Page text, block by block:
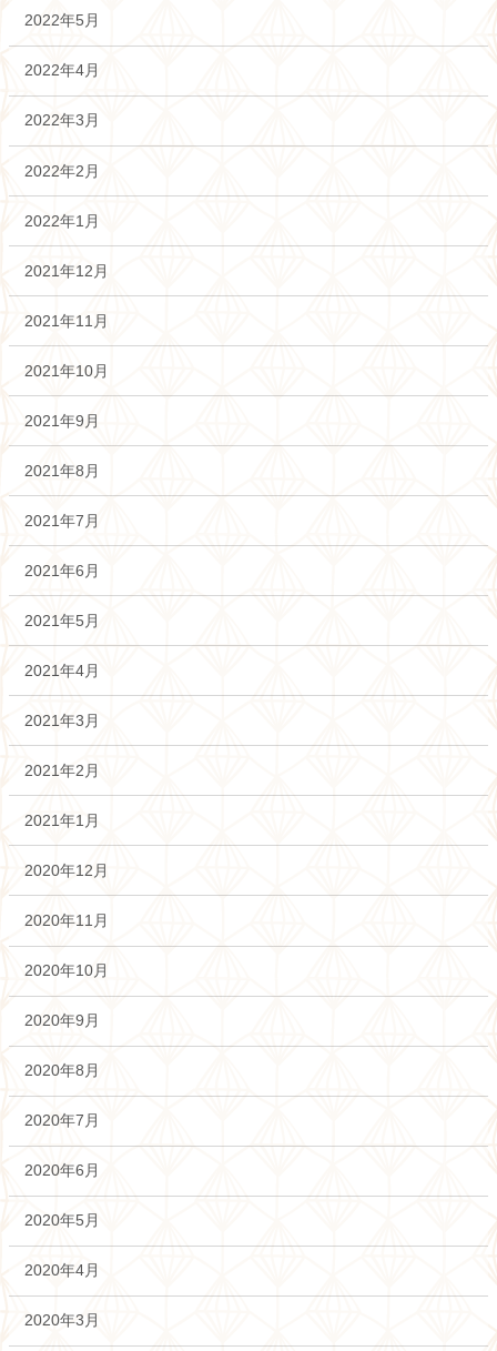
2022年5月
2022年4月
2022年3月
2022年2月
2022年1月
2021年12月
2021年11月
2021年10月
2021年9月
2021年8月
2021年7月
2021年6月
2021年5月
2021年4月
2021年3月
2021年2月
2021年1月
2020年12月
2020年11月
2020年10月
2020年9月
2020年8月
2020年7月
2020年6月
2020年5月
2020年4月
2020年3月